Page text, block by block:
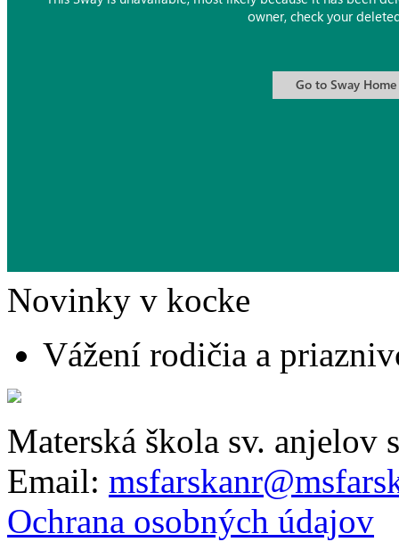
Novinky v kocke
Vážení rodičia a
Materská škola sv. anjelov
Email:
Ochrana osobných údajov